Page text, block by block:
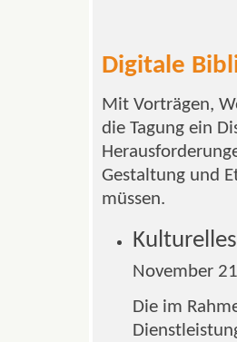
Digitale
Mit Vorträgen,
die Tagung ein
Gestaltung und
müssen.
November
Die im